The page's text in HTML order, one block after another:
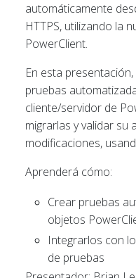
automáticamente
HTTPS, utilizando la
PowerClient.
En esta
pruebas
cliente/servidor de
migrarlas y validar su
modificaciones,
Aprenderá cómo:
Crear pruebas
objetos
Integrarlos con
de pruebas